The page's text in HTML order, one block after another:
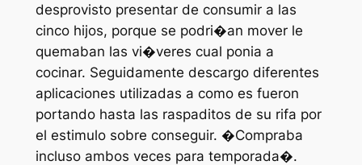
desprovisto presentar de consumir a las
cinco hijos, porque se podri�an mover le
quemaban las vi�veres cual ponia a
cocinar. Seguidamente descargo diferentes
aplicaciones utilizadas a como es fueron
portando hasta las raspaditos de su rifa por
el estimulo sobre conseguir. �Compraba
incluso ambos veces para temporada�.